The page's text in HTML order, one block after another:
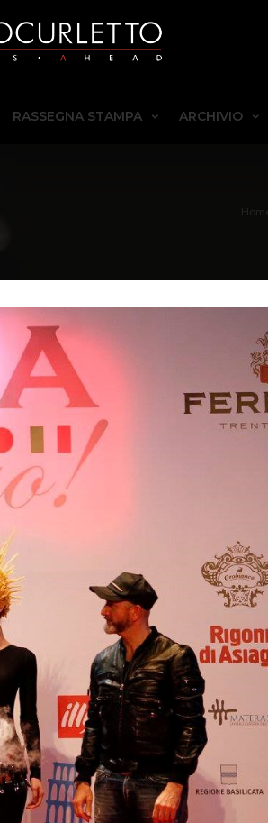
RASSEGNA STAMPA ARCHIVIO
Home